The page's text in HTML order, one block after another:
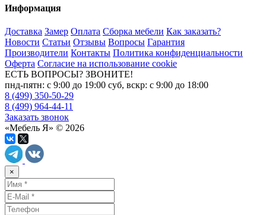
Информация
Доставка Замер Оплата Сборка мебели Как заказать?
Новости Статьи Отзывы Вопросы Гарантия
Производители Контакты Политика конфиденциальности
Оферта Согласие на использование cookie
ЕСТЬ ВОПРОСЫ? ЗВОНИТЕ!
пнд-пятн: с 9:00 до 19:00 суб, вскр: с 9:00 до 18:00
8 (499) 350-50-29
8 (499) 964-44-11
Заказать звонок
«Мебель Я» © 2026
×